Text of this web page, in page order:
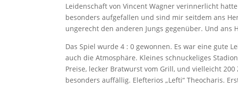
Leidenschaft von Vincent Wagner verinnerlicht
besonders aufgefallen und sind mir seitdem ans
ungerecht den anderen Jungs gegenüber. Und ans
Das Spiel wurde 4 : 0 gewonnen. Es war eine gute
auch die Atmosphäre. Kleines schnuckeliges
Preise, lecker Bratwurst vom Grill, und vielleicht
besonders auffällig. Elefterios „Lefti“ Theocharis.